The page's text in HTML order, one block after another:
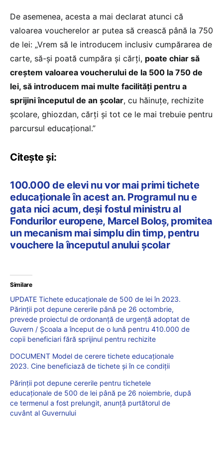
De asemenea, acesta a mai declarat atunci că
valoarea voucherelor ar putea să crească până la 750
de lei: „Vrem să le introducem inclusiv cumpărarea de
carte, să-și poată cumpăra și cărți, poate chiar să
creștem valoarea voucherului de la 500 la 750 de
lei, să introducem mai multe facilități pentru a
sprijini începutul de an școlar, cu hăinuțe, rechizite
școlare, ghiozdan, cărți și tot ce le mai trebuie pentru
parcursul educațional.”
Citește și:
100.000 de elevi nu vor mai primi tichete
educaționale în acest an. Programul nu e
gata nici acum, deși fostul ministru al
Fondurilor europene, Marcel Boloș, promitea
un mecanism mai simplu din timp, pentru
vouchere la începutul anului școlar
Similare
UPDATE Tichete educaționale de 500 de lei în 2023.
Părinții pot depune cererile până pe 26 octombrie,
prevede proiectul de ordonanță de urgență adoptat de
Guvern / Școala a început de o lună pentru 410.000 de
copii beneficiari fără sprijinul pentru rechizite
DOCUMENT Model de cerere tichete educaționale
2023. Cine beneficiază de tichete și în ce condiții
Părinții pot depune cererile pentru tichetele
educaționale de 500 de lei până pe 26 noiembrie, după
ce termenul a fost prelungit, anunță purtătorul de
cuvânt al Guvernului